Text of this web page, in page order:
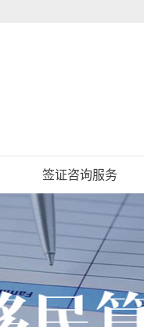
签证咨询服务